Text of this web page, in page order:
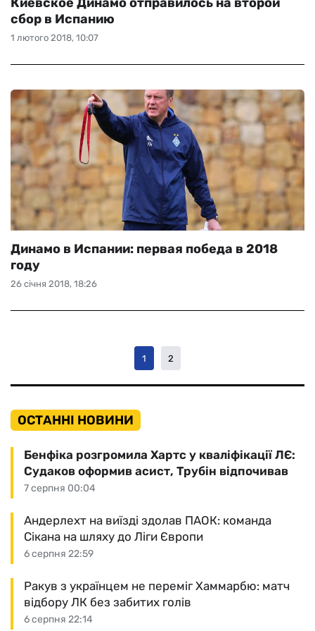
1 лютого 2018, 10:07
сбор в Испанию
26 січня 2018, 18:26
Динамо в Испании: первая победа в 2018
году
1 2
ОСТАННІ НОВИНИ
7 серпня 00:04
Бенфіка розгромила Хартс у кваліфікації ЛЄ:
Судаков оформив асист, Трубін відпочивав
6 серпня 22:59
Андерлехт на виїзді здолав ПАОК: команда
Сікана на шляху до Ліги Європи
6 серпня 22:14
Ракув з українцем не переміг Хаммарбю: матч
відбору ЛК без забитих голів